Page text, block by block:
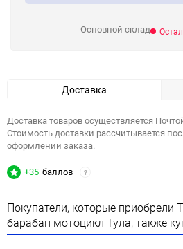
Основной склад
Доставка
Доставка товаров осуществляется
Стоимость доставки рассчитывается
оформлении заказа.
+35 баллов ?
Покупатели, которые приобрели
барабан мотоцикл Тула, также